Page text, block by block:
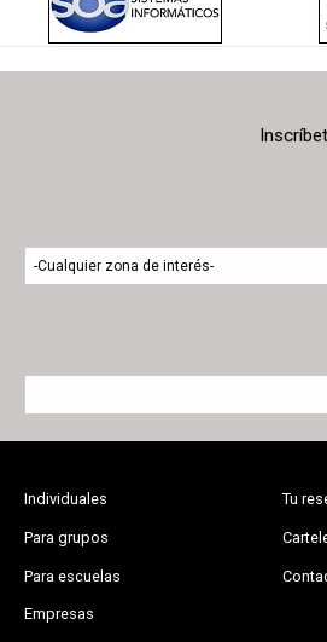
Individuales
Para grupos
Para escuelas
Empresas
Tu